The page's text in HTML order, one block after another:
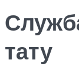
тату